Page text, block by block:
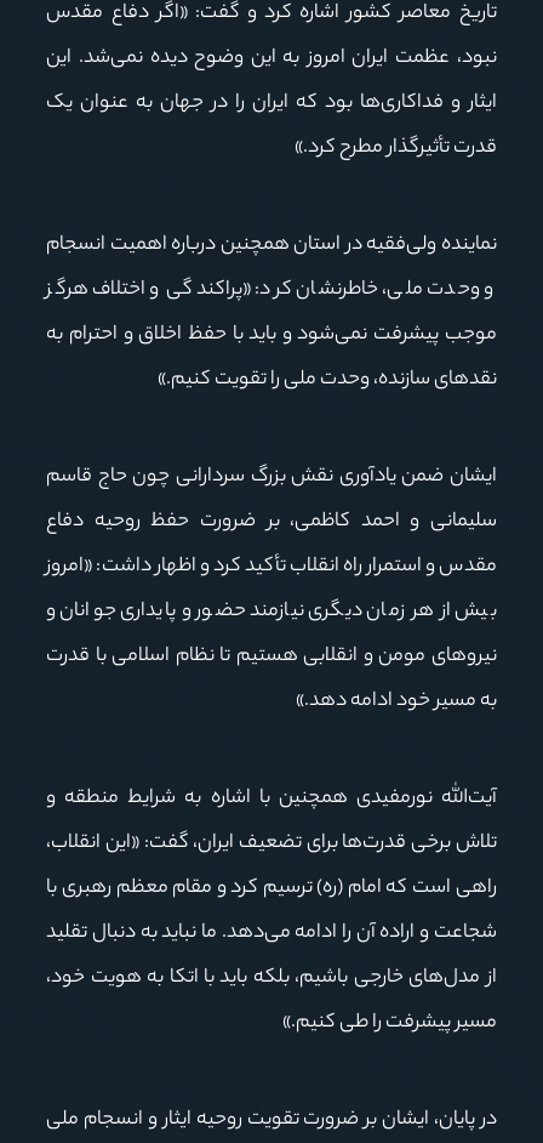
تاریخ معاصر کشور اشاره کرد و گفت: «اگر دفاع مقدس
نبود، عظمت ایران امروز به این وضوح دیده نمی‌شد. این
ایثار و فداکاری‌ها بود که ایران را در جهان به عنوان یک
قدرت تأثیرگذار مطرح کرد.»
نماینده ولی‌فقیه در استان همچنین درباره اهمیت انسجام
و وحدت ملی، خاطرنشان کرد: «پراکندگی و اختلاف هرگز
موجب پیشرفت نمی‌شود و باید با حفظ اخلاق و احترام به
نقدهای سازنده، وحدت ملی را تقویت کنیم.»
ایشان ضمن یادآوری نقش بزرگ سردارانی چون حاج قاسم
سلیمانی و احمد کاظمی، بر ضرورت حفظ روحیه دفاع
مقدس و استمرار راه انقلاب تأکید کرد و اظهار داشت: «امروز
بیش از هر زمان دیگری نیازمند حضور و پایداری جوانان و
نیروهای مومن و انقلابی هستیم تا نظام اسلامی با قدرت
به مسیر خود ادامه دهد.»
آیت‌الله نورمفیدی همچنین با اشاره به شرایط منطقه و
تلاش برخی قدرت‌ها برای تضعیف ایران، گفت: «این انقلاب،
راهی است که امام (ره) ترسیم کرد و مقام معظم رهبری با
شجاعت و اراده آن را ادامه می‌دهد. ما نباید به دنبال تقلید
از مدل‌های خارجی باشیم، بلکه باید با اتکا به هویت خود،
مسیر پیشرفت را طی کنیم.»
در پایان، ایشان بر ضرورت تقویت روحیه ایثار و انسجام ملی